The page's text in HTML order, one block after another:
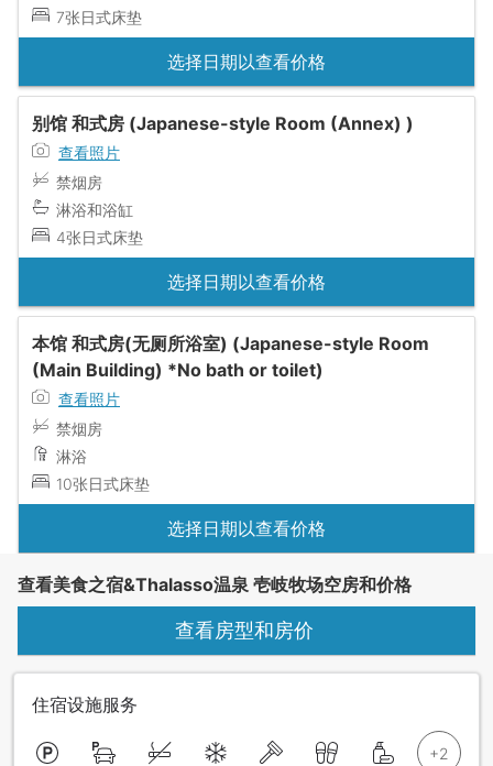
7张日式床垫
选择日期以查看价格
别馆 和式房 (Japanese-style Room (Annex) )
查看照片
禁烟房
淋浴和浴缸
4张日式床垫
选择日期以查看价格
本馆 和式房(无厕所浴室) (Japanese-style Room
(Main Building) *No bath or toilet)
查看照片
禁烟房
淋浴
10张日式床垫
选择日期以查看价格
查看美食之宿&Thalasso温泉 壱岐牧场空房和价格
查看房型和房价
住宿设施服务